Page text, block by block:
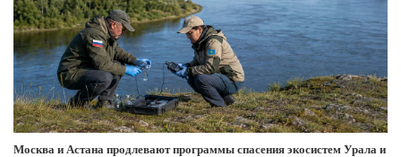
Москва и Астана продлевают программы спасения экосистем Урала и